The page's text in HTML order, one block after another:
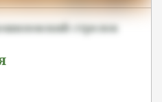
стрелок